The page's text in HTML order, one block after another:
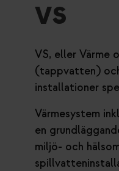
VS
VS, eller Värme
(tappvatten)
installationer
Värmesystem
en
miljö- och